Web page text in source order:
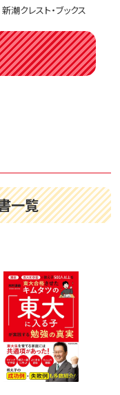
潮クレスト・ブックス
一覧